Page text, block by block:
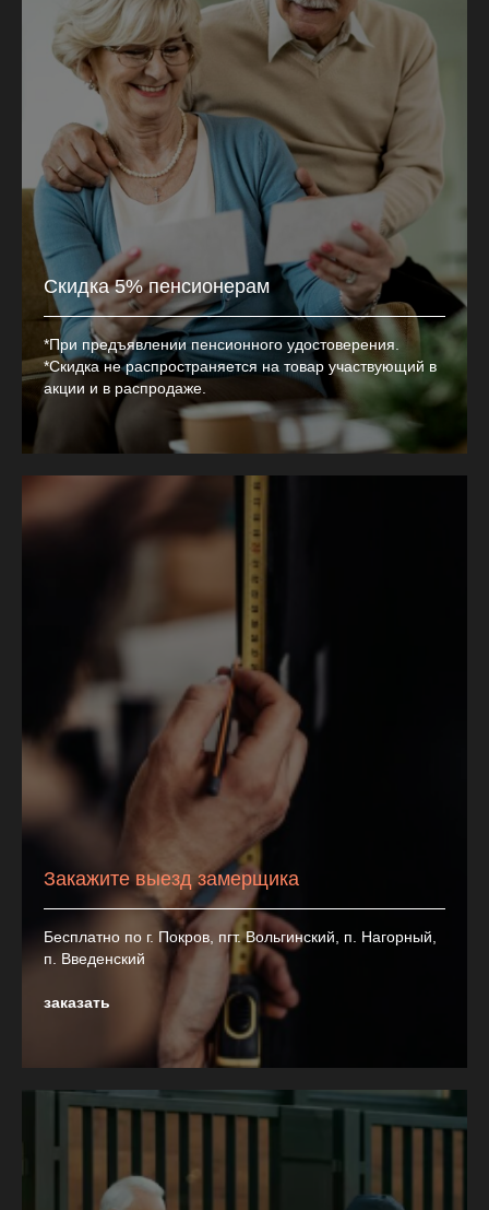
Скидка 5% пенсионерам
*При предъявлении пенсионного удостоверения.
*Скидка не распространяется на товар участвующий в
акции и в распродаже.
Закажите выезд замерщика
Бесплатно по г. Покров, пгт. Вольгинский, п. Нагорный,
п. Введенский
заказать